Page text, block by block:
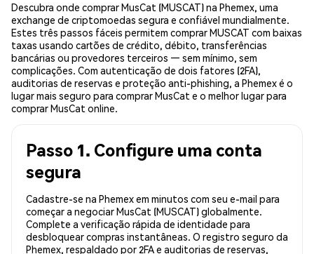
Descubra onde comprar MusCat (MUSCAT) na Phemex, uma
exchange de criptomoedas segura e confiável mundialmente.
Estes três passos fáceis permitem comprar MUSCAT com baixas
taxas usando cartões de crédito, débito, transferências
bancárias ou provedores terceiros — sem mínimo, sem
complicações. Com autenticação de dois fatores (2FA),
auditorias de reservas e proteção anti-phishing, a Phemex é o
lugar mais seguro para comprar MusCat e o melhor lugar para
comprar MusCat online.
Passo 1. Configure uma conta
segura
Cadastre-se na Phemex em minutos com seu e-mail para
começar a negociar MusCat (MUSCAT) globalmente.
Complete a verificação rápida de identidade para
desbloquear compras instantâneas. O registro seguro da
Phemex, respaldado por 2FA e auditorias de reservas,